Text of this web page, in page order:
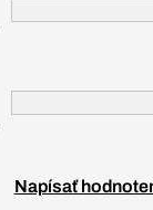
Napísať